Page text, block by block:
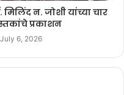
मिलिंद न. जोशी यांच्या चार
प्रकाशन
July 6, 2026